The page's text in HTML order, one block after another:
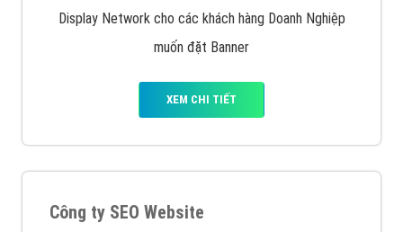
Display Network cho các khách hàng Doanh Nghiệp
muốn đặt Banner
XEM CHI TIẾT
Công ty SEO Website